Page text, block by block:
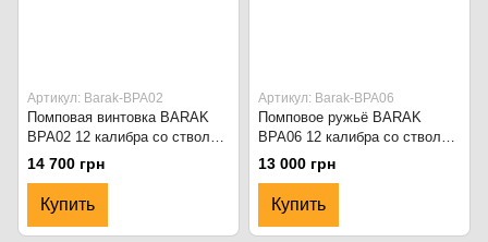
Артикул: Barak-BPA02
Помповая винтовка BARAK
BPA02 12 калибра со стволом
20 дюймов. Desert Sand-Black
14 700 грн
Купить
Артикул: Barak-BPA06
Помповое ружьё BARAK
BPA06 12 калибра со стволом
18,5 дюйма. Чёрный
13 000 грн
Купить